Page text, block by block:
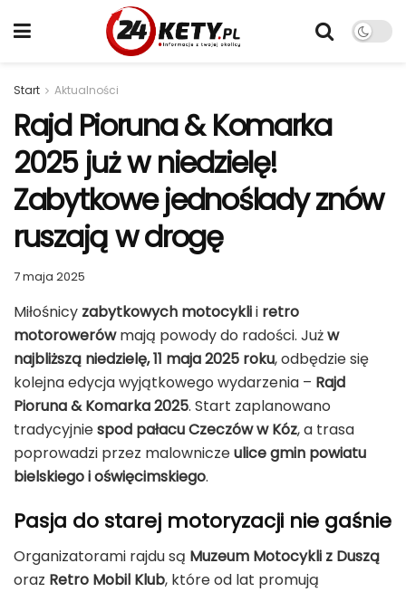
Start Aktualności
Rajd Pioruna & Komarka
2025 już w niedzielę!
Zabytkowe jednoślady znów
ruszają w drogę
7 maja 2025
Miłośnicy zabytkowych motocyklii retro
motorowerówmają powody do radości. Jużw
najbliższą niedzielę, 11 maja 2025 roku, odbędzie się
kolejna edycja wyjątkowego wydarzenia – Rajd
Pioruna & Komarka 2025. Start zaplanowano
tradycyjniespod pałacu Czeczów w Kóz, a trasa
poprowadzi przez malowniczeulice gmin powiatu
bielskiego i oświęcimskiego.
Pasja do starej motoryzacji nie gaśnie
Organizatorami rajdu są Muzeum Motocykli z Duszą
oraz Retro Mobil Klub, które od lat promują